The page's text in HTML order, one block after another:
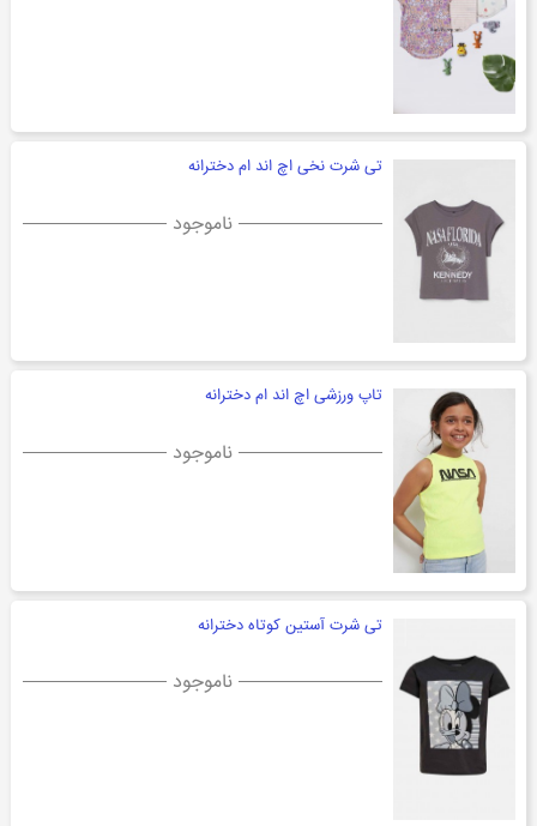
تی شرت نخی اچ اند ام دخترانه
ناموجود
تاپ ورزشی اچ اند ام دخترانه
ناموجود
تی شرت آستین کوتاه دخترانه
ناموجود